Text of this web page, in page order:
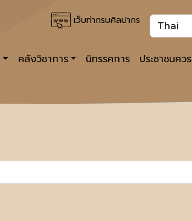
เว็บท่ากรมศิลปากร
คลังวิชาการ นิทรรศการ ประชาชนคว